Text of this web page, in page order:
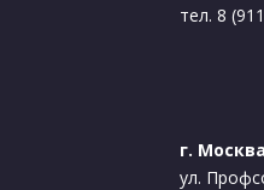
тел. 8
г.
ул.